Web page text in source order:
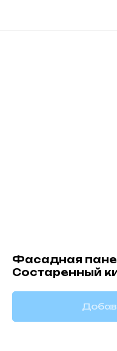
Фасадная
Состаренный